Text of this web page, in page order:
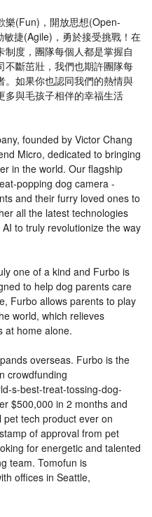
樂(Fun)，開放思想(Open-
捷(Agile)，勇於接受挑戰！在
度，團隊每個人都是掌握自
不斷茁壯，我們也期許團隊每
。如果你也認同我們的熱情與
多與毛孩子相伴的幸福生活
founded by Victor Chang
Micro, dedicated to bringing
in the world. Our flagship
popping dog camera -
and their furry loved ones to
all the latest technologies
to truly revolutionize the way
one of a kind and Furbo is
to help dog parents care
Furbo allows parents to play
world, which relieves
at home alone.
overseas. Furbo is the
crowdfunding
s-best-treat-tossing-dog-
$500,000 in 2 months and
tech product ever on
of approval from pet
for energetic and talented
team. Tomofun is
offices in Seattle,